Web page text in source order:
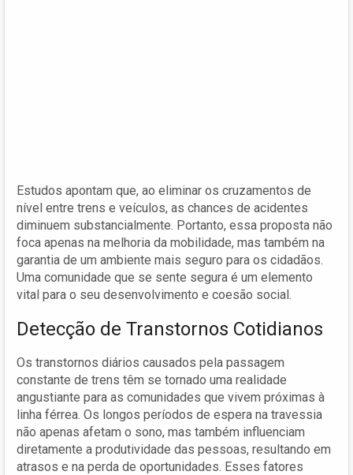
Estudos apontam que, ao eliminar os cruzamentos de
nível entre trens e veículos, as chances de acidentes
diminuem substancialmente. Portanto, essa proposta não
foca apenas na melhoria da mobilidade, mas também na
garantia de um ambiente mais seguro para os cidadãos.
Uma comunidade que se sente segura é um elemento
vital para o seu desenvolvimento e coesão social.
Detecção de Transtornos Cotidianos
Os transtornos diários causados pela passagem
constante de trens têm se tornado uma realidade
angustiante para as comunidades que vivem próximas à
linha férrea. Os longos períodos de espera na travessia
não apenas afetam o sono, mas também influenciam
diretamente a produtividade das pessoas, resultando em
atrasos e na perda de oportunidades. Esses fatores